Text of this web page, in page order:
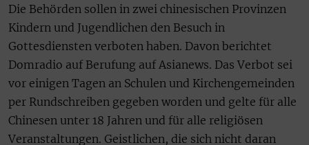
Die Behörden sollen in zwei chinesischen Provinzen
Kindern und Jugendlichen den Besuch in
Gottesdiensten verboten haben. Davon berichtet
Domradio auf Berufung auf Asianews. Das Verbot sei
vor einigen Tagen an Schulen und Kirchengemeinden
per Rundschreiben gegeben worden und gelte für alle
Chinesen unter 18 Jahren und für alle religiösen
Veranstaltungen. Geistlichen, die sich nicht daran